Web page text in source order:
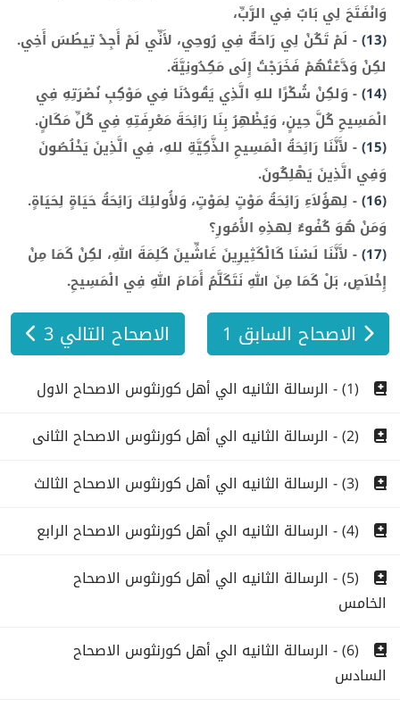
وَانْفَتَحَ لِي بَابٌ فِي الرَّبِّ،
(13)
- لَمْ تَكُنْ لِي رَاحَةٌ فِي رُوحِي، لأَنِّي لَمْ أَجِدْ تِيطُسَ أَخِي.
لكِنْ وَدَّعْتُهُمْ فَخَرَجْتُ إِلَى مَكِدُونِيَّةَ.
(14)
- وَلكِنْ شُكْرًا للهِ الَّذِي يَقُودُنَا فِي مَوْكِبِ نُصْرَتِهِ فِي
الْمَسِيحِ كُلَّ حِينٍ، وَيُظْهِرُ بِنَا رَائِحَةَ مَعْرِفَتِهِ فِي كُلِّ مَكَانٍ.
(15)
- لأَنَّنَا رَائِحَةُ الْمَسِيحِ الذَّكِيَّةِ للهِ، فِي الَّذِينَ يَخْلُصُونَ
وَفِي الَّذِينَ يَهْلِكُونَ.
(16)
- لِهؤُلاَءِ رَائِحَةُ مَوْتٍ لِمَوْتٍ، وَلأُولئِكَ رَائِحَةُ حَيَاةٍ لِحَيَاةٍ.
وَمَنْ هُوَ كُفْوءٌ لِهذِهِ الأُمُورِ؟
(17)
- لأَنَّنَا لَسْنَا كَالْكَثِيرِينَ غَاشِّينَ كَلِمَةَ اللهِ، لكِنْ كَمَا مِنْ
إِخْلاَصٍ، بَلْ كَمَا مِنَ اللهِ نَتَكَلَّمُ أَمَامَ اللهِ فِي الْمَسِيحِ.
الاصحاح السابق 1 الاصحاح التالي 3
(1) - الرسالة الثانيه الي أهل كورنثوس الاصحاح الاول
(2) - الرسالة الثانيه الي أهل كورنثوس الاصحاح الثانى
(3) - الرسالة الثانيه الي أهل كورنثوس الاصحاح الثالث
(4) - الرسالة الثانيه الي أهل كورنثوس الاصحاح الرابع
(5) - الرسالة الثانيه الي أهل كورنثوس الاصحاح
الخامس
(6) - الرسالة الثانيه الي أهل كورنثوس الاصحاح
السادس